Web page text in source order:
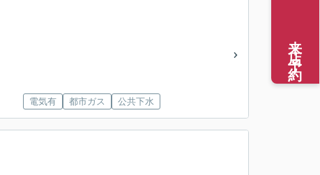
電気有 都市ガス 公共下水
来店予約